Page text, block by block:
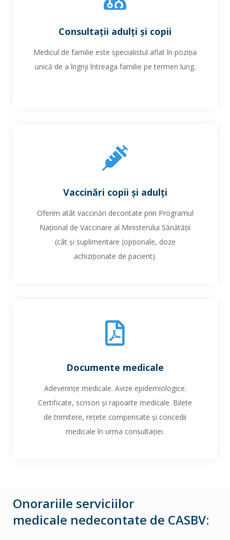
Consultații adulți și copii
Medicul de familie este specialistul aflat în poziția
unică de a îngriji întreaga familie pe termen lung.
Vaccinări copii și adulți
Oferim atât vaccinări decontate prin Programul
Național de Vaccinare al Ministerului Sănătății
(cât și suplimentare (opționale, doze
achiziționate de pacient).
Documente medicale
Adeverințe medicale. Avize epidemiologice.
Certificate, scrisori și rapoarte medicale. Bilete
de trimitere, rețete compensate și concedii
medicale în urma consultației.
Onorariile serviciilor
medicale nedecontate de CASBV: